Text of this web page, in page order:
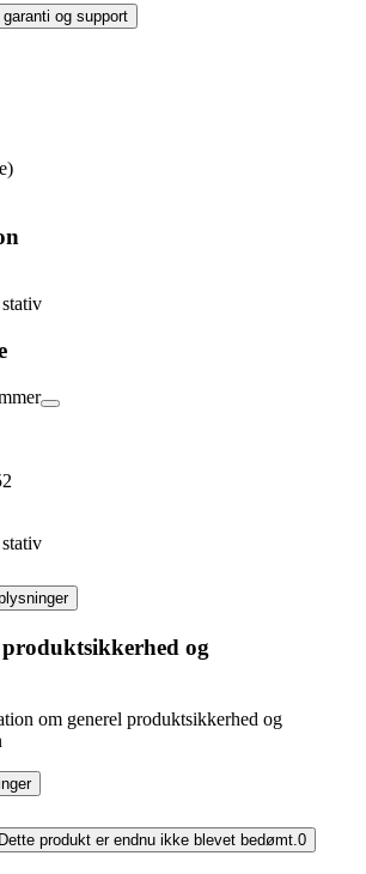
og support
og
om generel produktsikkerhed og
Dette produkt er endnu ikke blevet bedømt.0